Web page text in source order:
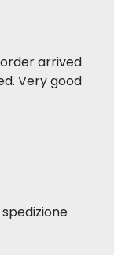
arrived
Very good